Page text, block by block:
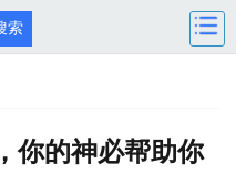
你的神必帮助你